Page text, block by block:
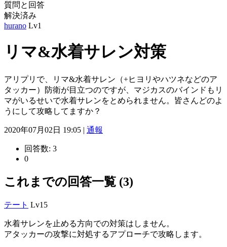
質問と回答
解決済み
hurano Lv1
リマ&水着サレン対策
アリプリで、リマ&水着サレン（+ヒヨリやハツネなどのア
タッカー）防衛が目立つのですが、マジカスのバインドもリ
マがいるせいで水着サレンをとめられません。皆さんどのよ
うにして攻略してますか？
2020年07月02日 19:05 | 通報
回答数: 3
0
これまでの回答一覧 (3)
テート Lv15
水着サレンを止める方向での対策はしません。
アタッカーの攻撃に対処するアプローチで攻略します。